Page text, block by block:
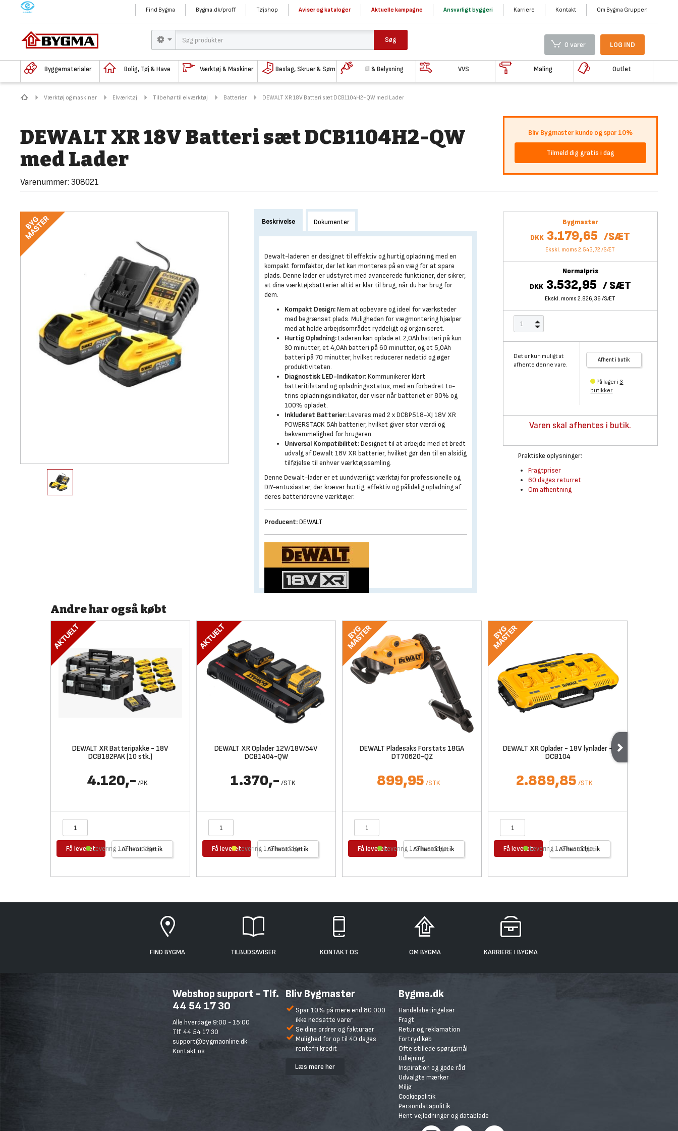
M Find Bygma Bygma.dk/proff Tøjshop Aviser og kataloger Aktuelle kampagne Ansvarligt byggeri Karriere Kontakt Om Bygma Gruppen
Søg
0 varer LOG IND
Byggematerialer Bolig, Tøj & Have Værktøj & Maskiner Beslag, Skruer & Søm El & Belysning VVS Maling Outlet
Værktøj og maskiner Elværktøj Tilbehør til elværktøj Batterier DEWALT XR 18V Batteri sæt DCB1104H2-QW med Lader
DEWALT XR 18V Batteri sæt DCB1104H2-QW
med Lader
Varenummer: 308021
Bliv Bygmaster kunde og spar 10%
Tilmeld dig gratis i dag
Bygmaster
DKK 3.179,65 /SÆT
Ekskl. moms 2.543,72 /SÆT
Normalpris
DKK 3.532,95 /SÆT
Ekskl. moms 2.826,36 /SÆT
Det er kun muligt at
afhente denne vare.
Afhent i butik
På lager i 3
butikker
Varen skal afhentes i butik.
Praktiske oplysninger:
Fragtpriser
60 dages returret
Om afhentning
Beskrivelse Dokumenter
Dewalt-laderen er designet til effektiv og hurtig opladning med en
kompakt formfaktor, der let kan monteres på en væg for at spare
plads. Denne lader er udstyret med avancerede funktioner, der sikrer,
at dine værktøjsbatterier altid er klar til brug, når du har brug for
dem.
Kompakt Design:Nem at opbevare og ideel for værksteder
med begrænset plads. Muligheden for vægmontering hjælper
med at holde arbejdsområdet ryddeligt og organiseret.
Hurtig Opladning:Laderen kan oplade et 2,0Ah batteri på kun
30 minutter, et 4,0Ah batteri på 60 minutter, og et 5,0Ah
batteri på 70 minutter, hvilket reducerer nedetid og øger
produktiviteten.
Diagnostisk LED-Indikator:Kommunikerer klart
batteritilstand og opladningsstatus, med en forbedret to-
trins opladningsindikator, der viser når batteriet er 80% og
100% opladet.
Inkluderet Batterier:Leveres med 2 x DCBP518-XJ 18V XR
POWERSTACK 5Ah batterier, hvilket giver stor værdi og
bekvemmelighed for brugeren.
Universal Kompatibilitet:Designet til at arbejde med et bredt
udvalg af Dewalt 18V XR batterier, hvilket gør den til en alsidig
tilføjelse til enhver værktøjssamling.
Denne Dewalt-lader er et uundværligt værktøj for professionelle og
DIY-entusiaster, der kræver hurtig, effektiv og pålidelig opladning af
deres batteridrevne værktøjer.
Producent:DEWALT
Andre har også købt
DEWALT XR Batteripakke - 18V
DCB182PAK (10 stk.)
4.120,- /PK
Få leveret Afhent i butik
Levering 1-2 hverdage
DEWALT XR Oplader 12V/18V/54V
DCB1404-QW
1.370,- /STK
Få leveret Afhent i butik
Levering 1-2 hverdage
DEWALT Pladesaks Forstats 18GA
DT70620-QZ
899,95 /STK
Få leveret Afhent i butik
Levering 1-2 hverdage
DEWALT XR Oplader - 18V lynlader -
DCB104
2.889,85 /STK
Få leveret Afhent i butik
Levering 1-2 hverdage
FIND BYGMA TILBUDSAVISER KONTAKT OS OM BYGMA KARRIERE I BYGMA
Webshop support - Tlf.
44 54 17 30
Alle hverdage 9:00 - 15:00
Tlf. 44 54 17 30
support@bygmaonline.dk
Kontakt os
Bliv Bygmaster
Spar 10% på mere end 80.000
ikke nedsatte varer
Se dine ordrer og fakturaer
Mulighed for op til 40 dages
rentefri kredit
Læs mere her
Bygma.dk
Handelsbetingelser
Fragt
Retur og reklamation
Fortryd køb
Ofte stillede spørgsmål
Udlejning
Inspiration og gode råd
Udvalgte mærker
Miljø
Cookiepolitik
Persondatapolitik
Hent vejledninger og datablade